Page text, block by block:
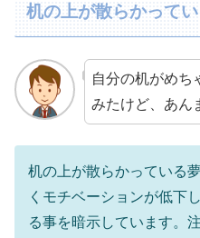
机の上が散らかって
自分の机がめち
みたけど、あん
机の上が散らかっている
くモチベーションが低下
る事を暗示しています。